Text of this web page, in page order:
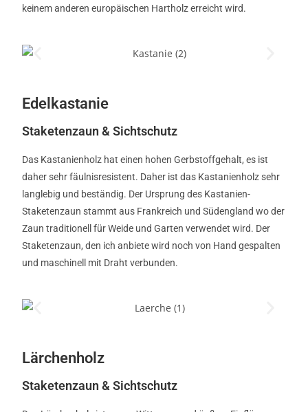
keinem anderen europäischen Hartholz erreicht wird.
Edelkastanie
Staketenzaun & Sichtschutz
Das Kastanienholz hat einen hohen Gerbstoffgehalt, es ist
daher sehr fäulnisresistent. Daher ist das Kastanienholz sehr
langlebig und beständig. Der Ursprung des Kastanien-
Staketenzaun stammt aus Frankreich und Südengland wo der
Zaun traditionell für Weide und Garten verwendet wird. Der
Staketenzaun, den ich anbiete wird noch von Hand gespalten
und maschinell mit Draht verbunden.
Lärchenholz
Staketenzaun & Sichtschutz